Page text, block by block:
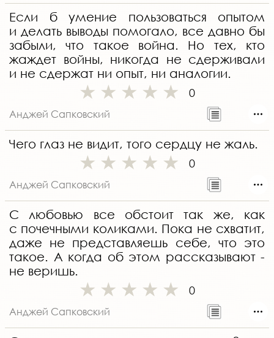
Если б умение пользоваться опытом
и делать выводы помогало, все давно бы
забыли, что такое война. Но тех, кто
жаждет войны, никогда не сдерживали
и не сдержат ни опыт, ни аналогии.
0
Анджей Сапковский
Чего глаз не видит, того сердцу не жаль.
0
Анджей Сапковский
С любовью все обстоит так же, как
с почечными коликами. Пока не схватит,
даже не представляешь себе, что это
такое. А когда об этом рассказывают -
не веришь.
0
Анджей Сапковский